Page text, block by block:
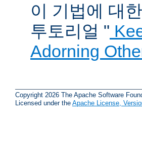
이 기법에 대
투토리얼 "
Adorning
Copyright 2026 The Apache Software
Licensed under the Apache License,